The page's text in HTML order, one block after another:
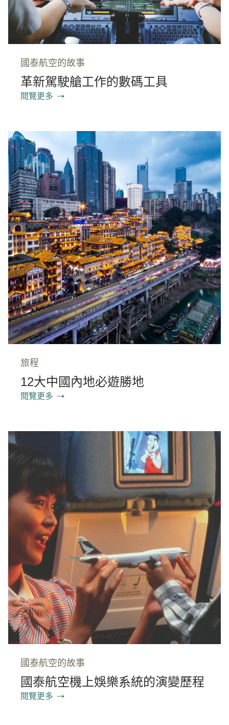
國泰航空的故事
革新駕駛艙工作的數碼工具
閱覽更多
旅程
12大中國內地必遊勝地
閱覽更多
國泰航空的故事
國泰航空機上娛樂系統的演變歷程
閱覽更多